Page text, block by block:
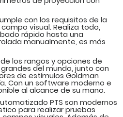
con los requisitos de la
visual. Realiza todo,
rápido hasta una
manualmente, es más
los rangos y opciones de
del mundo, junto con
de estímulos Goldman
Con un software moderno e
al alcance de su mano.
PTS son modernos
para realizar pruebas